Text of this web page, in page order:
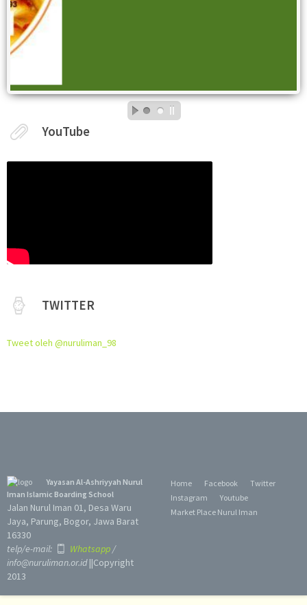
YouTube
TWITTER
Tweet oleh @nuruliman_98
Yayasan Al-Ashriyyah Nurul
Iman Islamic Boarding School
Jalan Nurul Iman 01, Desa Waru
Jaya, Parung, Bogor, Jawa Barat
16330
telp/e-mail:
Whatsapp/
info@nuruliman.or.id||Copyright
2013
Home Facebook
Twitter
Instagram
Youtube
Market Place Nurul Iman